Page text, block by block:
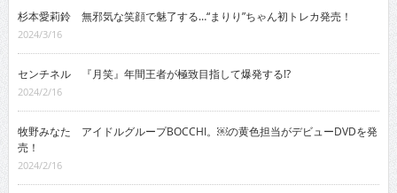
杉本愛莉鈴 無邪気な笑顔で魅了する…“まりり”ちゃん初トレカ発売！
2024/3/16
センチネル 『月笑』年間王者が極致目指して爆発する!?
2024/2/16
牧野みなた アイドルグループBOCCHI。￼の黄色担当がデビューDVDを発
売！
2024/2/16